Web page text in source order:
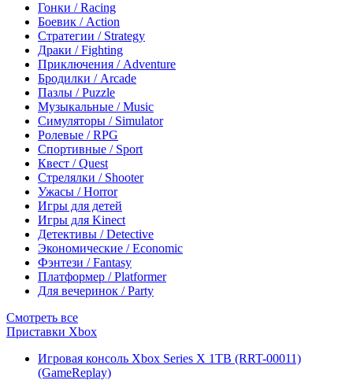
Гонки / Racing
Боевик / Action
Стратегии / Strategy
Драки / Fighting
Приключения / Adventure
Бродилки / Arcade
Пазлы / Puzzle
Музыкальные / Music
Симуляторы / Simulator
Ролевые / RPG
Спортивные / Sport
Квест / Quest
Стрелялки / Shooter
Ужасы / Horror
Игры для детей
Игры для Kinect
Детективы / Detective
Экономические / Economic
Фэнтези / Fantasy
Платформер / Platformer
Для вечеринок / Party
Смотреть все
Приставки Xbox
Игровая консоль Xbox Series X 1TB (RRT-00011)
(GameReplay)